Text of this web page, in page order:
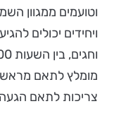
וטועמים ממגוון
ויחידים יכולים
מומלץ לתאם
צריכות לתאם